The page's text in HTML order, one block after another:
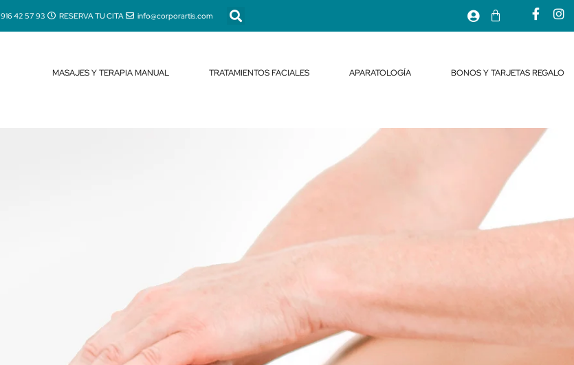
916 42 57 93 RESERVA TU CITA info@corporartis.com
MASAJES Y TERAPIA MANUAL TRATAMIENTOS FACIALES APARATOLOGÍA BONOS Y TARJETAS REGALO